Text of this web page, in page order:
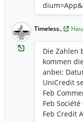
Timeless.,
Die Zahlen
kommen
anbei:
UniCredit
Feb
Feb
Feb Credit